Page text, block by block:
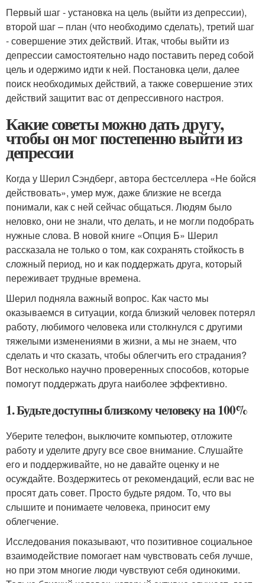
Первый шаг - установка на цель (выйти из депрессии),
второй шаг – план (что необходимо сделать), третий шаг
- совершение этих действий. Итак, чтобы выйти из
депрессии самостоятельно надо поставить перед собой
цель и одержимо идти к ней. Постановка цели, далее
поиск необходимых действий, а также совершение этих
действий защитит вас от депрессивного настроя.
Какие советы можно дать другу,
чтобы он мог постепенно выйти из
депрессии
Когда у Шерил Сэндберг, автора бестселлера «Не бойся
действовать», умер муж, даже близкие не всегда
понимали, как с ней сейчас общаться. Людям было
неловко, они не знали, что делать, и не могли подобрать
нужные слова. В новой книге «Опция Б» Шерил
рассказала не только о том, как сохранять стойкость в
сложный период, но и как поддержать друга, который
переживает трудные времена.
Шерил подняла важный вопрос. Как часто мы
оказываемся в ситуации, когда близкий человек потерял
работу, любимого человека или столкнулся с другими
тяжелыми изменениями в жизни, а мы не знаем, что
сделать и что сказать, чтобы облегчить его страдания?
Вот несколько научно проверенных способов, которые
помогут поддержать друга наиболее эффективно.
1. Будьте доступны близкому человеку на 100%
Уберите телефон, выключите компьютер, отложите
работу и уделите другу все свое внимание. Слушайте
его и поддерживайте, но не давайте оценку и не
осуждайте. Воздержитесь от рекомендаций, если вас не
просят дать совет. Просто будьте рядом. То, что вы
слышите и понимаете человека, приносит ему
облегчение.
Исследования показывают, что позитивное социальное
взаимодействие помогает нам чувствовать себя лучше,
но при этом многие люди чувствуют себя одинокими.